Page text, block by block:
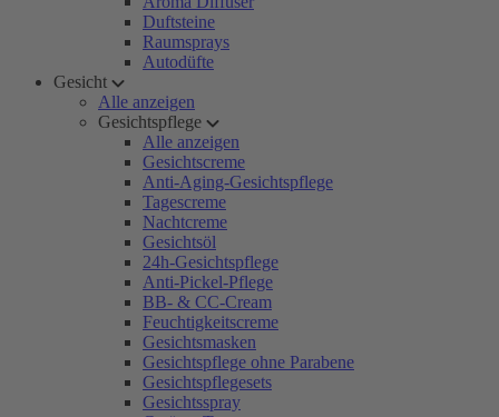
Duftsteine
Raumsprays
Autodüfte
Gesicht
Alle anzeigen
Gesichtspflege
Alle anzeigen
Gesichtscreme
Anti-Aging-Gesichtspflege
Tagescreme
Nachtcreme
Gesichtsöl
24h-Gesichtspflege
Anti-Pickel-Pflege
BB- & CC-Cream
Feuchtigkeitscreme
Gesichtsmasken
Gesichtspflege ohne Parabene
Gesichtspflegesets
Gesichtsspray